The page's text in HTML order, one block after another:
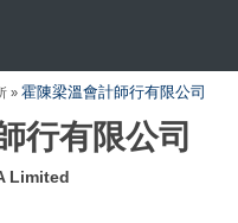
» 霍陳梁溫會計師行有限公司
行有限公司
Limited